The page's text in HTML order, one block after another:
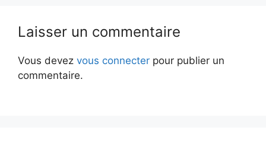
Laisser un commentaire
Vous devez vous connecter pour publier un
commentaire.